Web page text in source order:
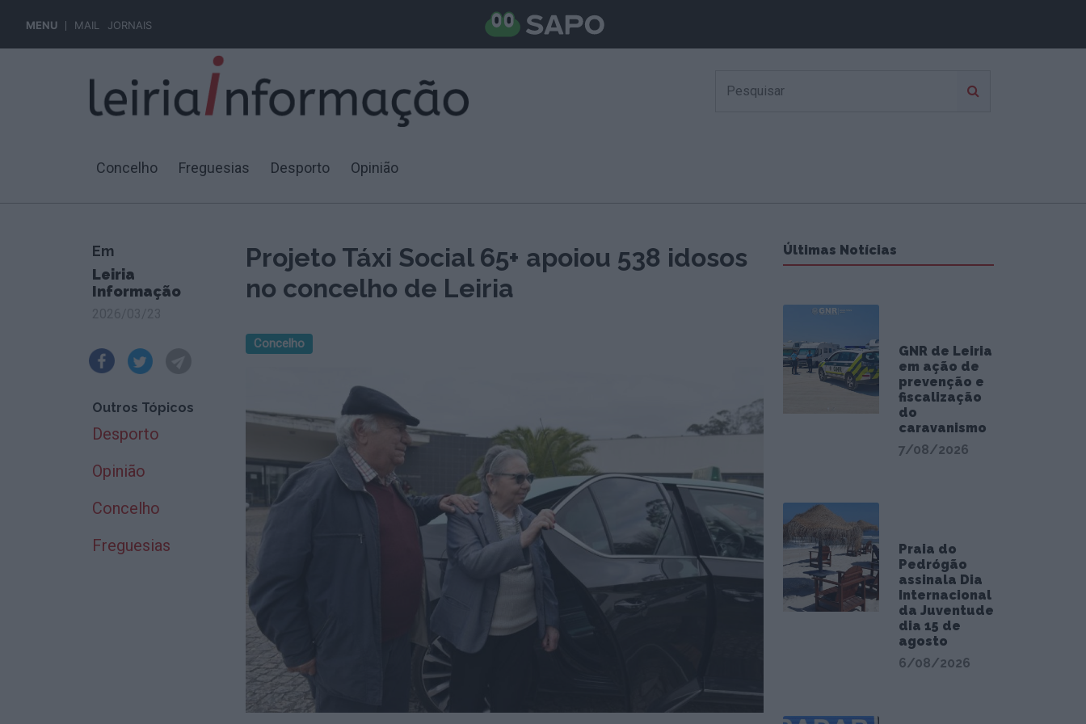
MENU MAIL JORNAIS
Concelho Freguesias Desporto Opinião
Em
Leiria
Informação
Outros Tópicos
Desporto
Opinião
Concelho
Freguesias
Projeto Táxi Social 65+ apoiou 538 idosos
no concelho de Leiria
Concelho
Últimas Notícias
GNR de Leiria
em ação de
prevenção e
fiscalização
do
caravanismo
7/08/2026
Praia do
Pedrógão
assinala Dia
Internacional
da Juventude
dia 15 de
agosto
6/08/2026